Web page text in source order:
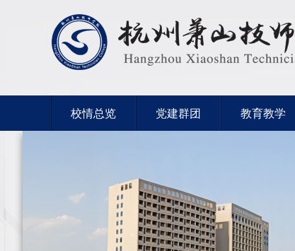
校情总览 党建群团 教育教学